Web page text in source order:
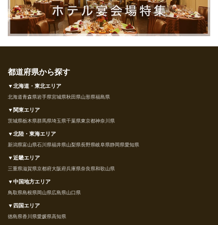
都道府県から探す
▼北海道・東北エリア
北海道青森県岩手県宮城県秋田県山形県福島県
▼関東エリア
茨城県栃木県群馬県埼玉県千葉県東京都神奈川県
▼北陸・東海エリア
新潟県富山県石川県福井県山梨県長野県岐阜県静岡県愛知県
▼近畿エリア
三重県滋賀県京都府大阪府兵庫県奈良県和歌山県
▼中国地方エリア
鳥取県島根県岡山県広島県山口県
▼四国エリア
徳島県香川県愛媛県高知県